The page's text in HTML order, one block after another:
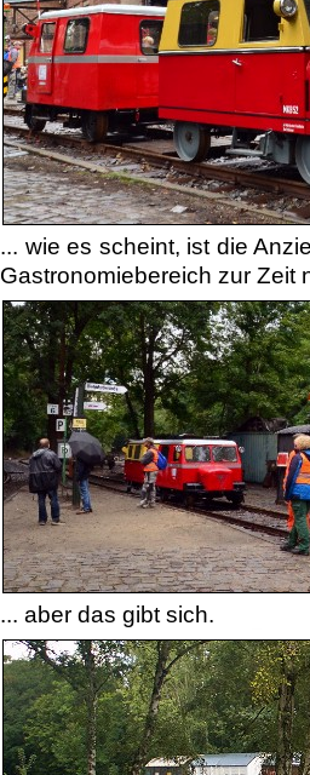
... wie es scheint, ist die
Gastronomiebereich zur Zeit
... aber das gibt sich.